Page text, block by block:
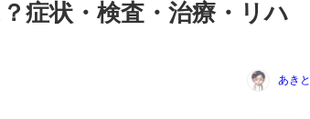
症状・検査・治療・リハ
あきと